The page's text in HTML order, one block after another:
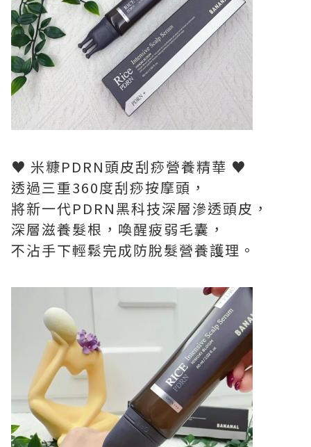
♥ 米糠PDRN頭皮刮痧營養精華 ♥
透過三重360度刮痧按摩頭，
將新一代PDRN黑科技深層滲透頭皮，
深層滋養髮根，喚醒疲弱毛囊，
不沾手下輕鬆完成防脫髮營養護理。